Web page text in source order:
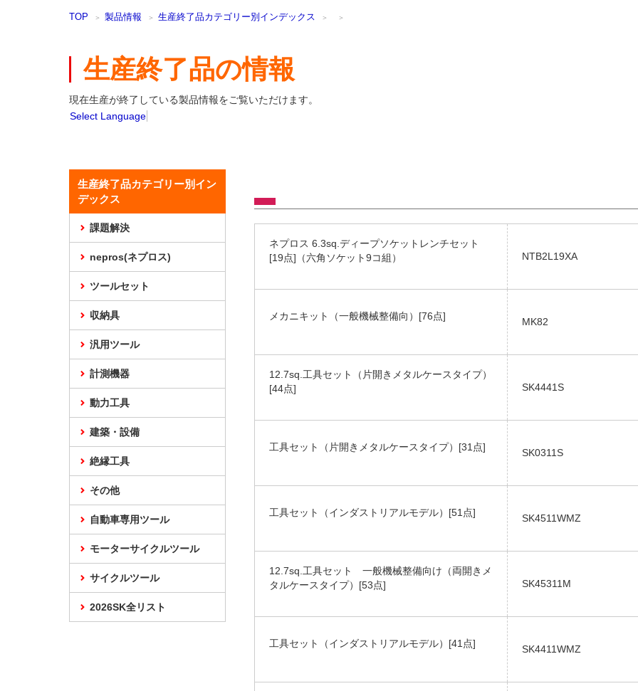
TOP 製品情報 生産終了品カテゴリー別インデックス
生産終了品の情報
現在生産が終了している製品情報をご覧いただけます。
Select Language
ネプロス 6.3sq.ディープソケットレンチセット
[19点]（六角ソケット9コ組）
NTB2L19XA
メカニキット（一般機械整備向）[76点] MK82
12.7sq.工具セット（片開きメタルケースタイプ）
[44点]
SK4441S
工具セット（片開きメタルケースタイプ）[31点] SK0311S
工具セット（インダストリアルモデル）[51点] SK4511WMZ
12.7sq.工具セット 一般機械整備向け（両開きメ
タルケースタイプ）[53点]
SK45311M
工具セット（インダストリアルモデル）[41点] SK4411WMZ
生産終了品カテゴリー別イン
デックス
課題解決
nepros(ネプロス)
ツールセット
収納具
汎用ツール
計測機器
動力工具
建築・設備
絶縁工具
その他
自動車専用ツール
モーターサイクルツール
サイクルツール
2026SK全リスト